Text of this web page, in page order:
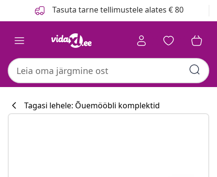
Tasuta tarne tellimustele alates € 80
Tagasi lehele: Õuemööbli komplektid